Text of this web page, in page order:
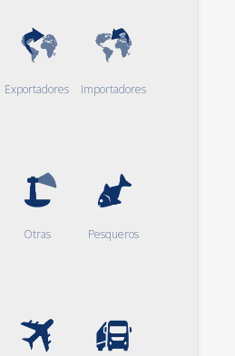
Exportadores Importadores
Otras Pesqueros